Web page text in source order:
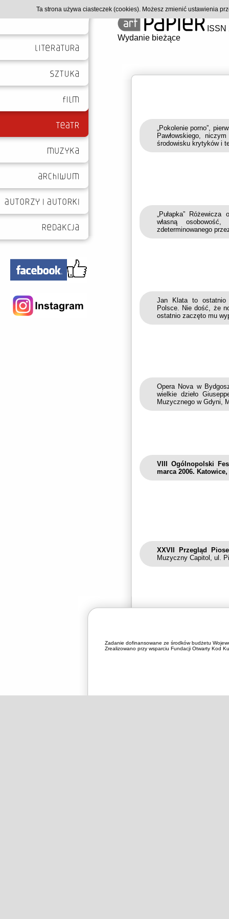
Wydanie bieżące
„Pokolenie porno”,
Pawłowskiego,
środowisku krytyków i
„Pułapka”
własną osobowość,
zdeterminowanego
Jan Klata to ostatnio
Polsce. Nie dość, że
ostatnio zaczęto mu
Opera Nova w
wielkie dzieło
Muzycznego w Gdyni,
VIII Ogólnopolski
marca 2006.
XXVII Przegląd
Muzyczny Capitol, ul.
Zadanie dofinansowane ze środków budżetu
Zrealizowano przy wsparciu Fundacji Otwarty Kod
Ta strona używa ciasteczek (cookies). Możesz zmienić ustawienia